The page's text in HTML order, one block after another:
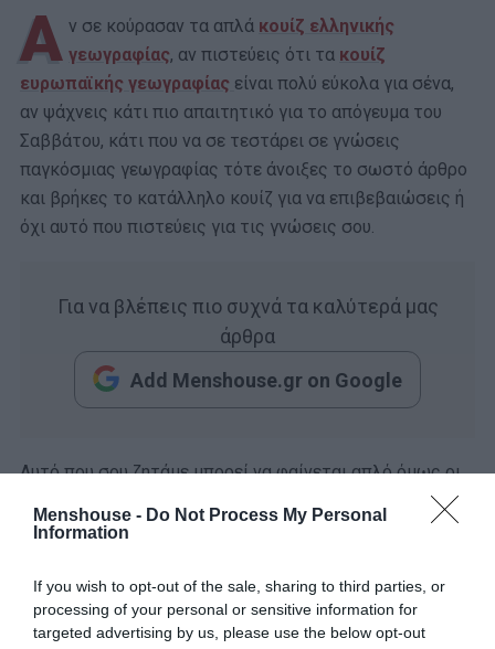
Menshouse - Do Not Process My Personal
Information
If you wish to opt-out of the sale, sharing to third parties, or
processing of your personal or sensitive information for
targeted advertising by us, please use the below opt-out
Α ν σε κούρασαν τα απλά κουίζ ελληνικής
γεωγραφίας, αν πιστεύεις ότι τα κουίζ
ευρωπαϊκής γεωγραφίας είναι πολύ εύκολα για σένα,
αν ψάχνεις κάτι πιο απαιτητικό για το απόγευμα του
Σαββάτου, κάτι που να σε τεστάρει σε γνώσεις
παγκόσμιας γεωγραφίας τότε άνοιξες το σωστό άρθρο
και βρήκες το κατάλληλο κουίζ για να επιβεβαιώσεις ή
όχι αυτό που πιστεύεις για τις γνώσεις σου.
Για να βλέπεις πιο συχνά τα καλύτερά μας
άρθρα
Add Menshouse.gr on Google
Αυτό που σου ζητάμε μπορεί να φαίνεται απλό όμως οι
χώρες για τις οποίες θα ερωτηθείς όταν ξεκινήσεις το
κουίζ δεν είναι και οι πιο διάσημες εκπρόσωποι των
Θα καταφέρεις να βρεις χωρίς καμία άλλη βοήθεια σε
ποια ήπειρο ανήκουν οι δέκα χώρες που σου ζητάμε;